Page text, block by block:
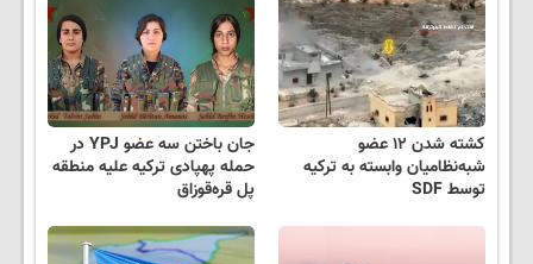
کشته شدن ۱۲ عضو
شبه‌نظامیان وابسته به ترکیه
توسط SDF
جان باختن سه عضو YPJ در
حمله پهپادی ترکیه علیه منطقه
پل قره‌قوزاق